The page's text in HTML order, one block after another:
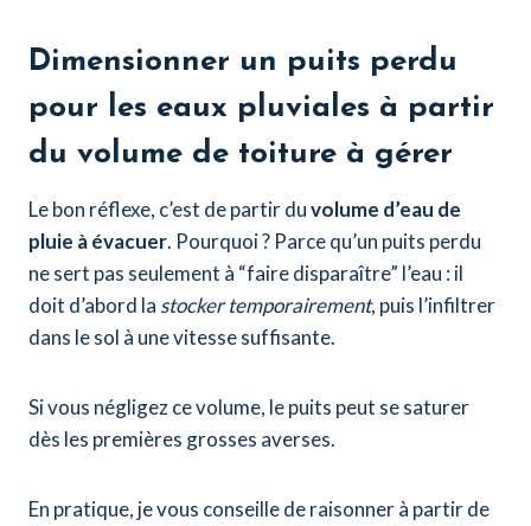
Dimensionner un puits perdu
pour les eaux pluviales à partir
du volume de toiture à gérer
Le bon réflexe, c’est de partir duvolume d’eau de
pluie à évacuer. Pourquoi ? Parce qu’un puits perdu
ne sert pas seulement à “faire disparaître” l’eau : il
doit d’abord la stocker temporairement, puis l’infiltrer
dans le sol à une vitesse suffisante.
Si vous négligez ce volume, le puits peut se saturer
dès les premières grosses averses.
En pratique, je vous conseille de raisonner à partir de